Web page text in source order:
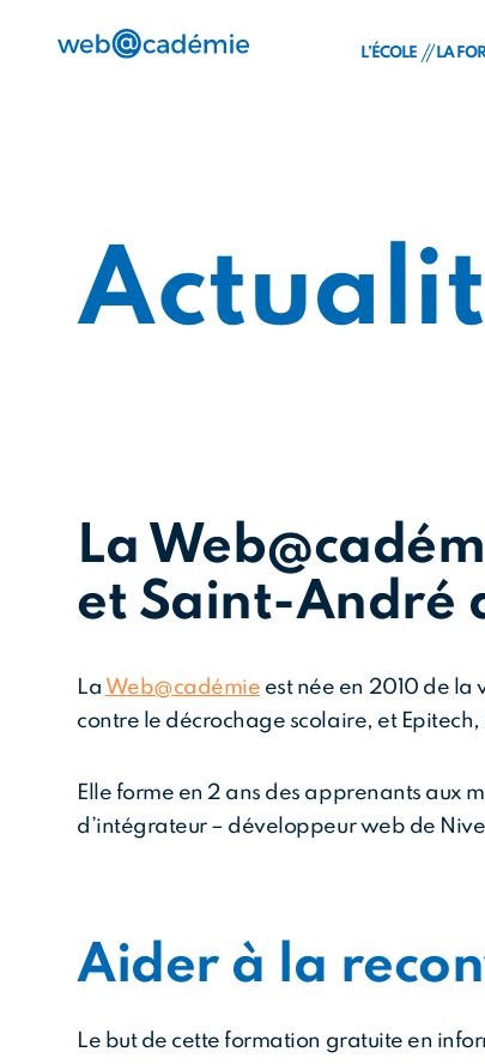
L’ÉCOLE
Le Groupe
LA
La
et Saint-André
La Web@cadémie est née en 2010 de la
contre le décrochage scolaire, et
Elle forme en 2 ans des apprenants aux
d’intégrateur – développeur web de
Aider à la
Le but de cette formation gratuite en